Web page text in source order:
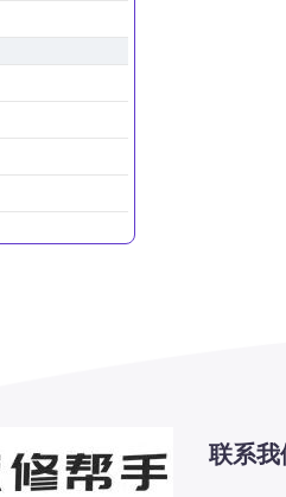
联系我